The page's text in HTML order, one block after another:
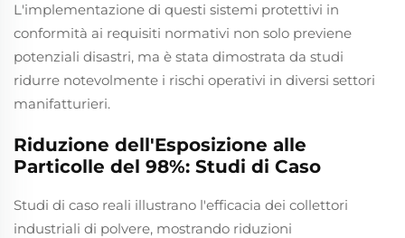
L'implementazione di questi sistemi protettivi in
conformità ai requisiti normativi non solo previene
potenziali disastri, ma è stata dimostrata da studi
ridurre notevolmente i rischi operativi in diversi settori
manifatturieri.
Riduzione dell'Esposizione alle
Particolle del 98%: Studi di Caso
Studi di caso reali illustrano l'efficacia dei collettori
industriali di polvere, mostrando riduzioni